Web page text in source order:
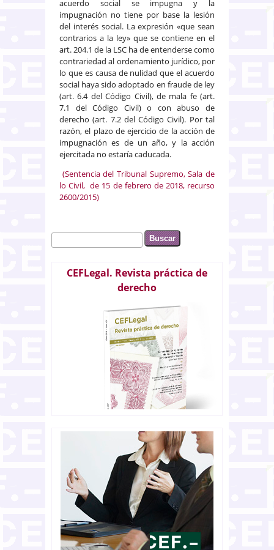
acuerdo social se impugna y la
impugnación no tiene por base la lesión
del interés social. La expresión «que sean
contrarios a la ley» que se contiene en el
art. 204.1 de la LSC ha de entenderse como
contrariedad al ordenamiento jurídico, por
lo que es causa de nulidad que el acuerdo
social haya sido adoptado en fraude de ley
(art. 6.4 del Código Civil), de mala fe (art.
7.1 del Código Civil) o con abuso de
derecho (art. 7.2 del Código Civil). Por tal
razón, el plazo de ejercicio de la acción de
impugnación es de un año, y la acción
ejercitada no estaría caducada.
(Sentencia del Tribunal Supremo, Sala de
lo Civil, de 15 de febrero de 2018, recurso
2600/2015)
Formulario de búsqueda
Buscar
CEFLegal. Revista práctica de
derecho